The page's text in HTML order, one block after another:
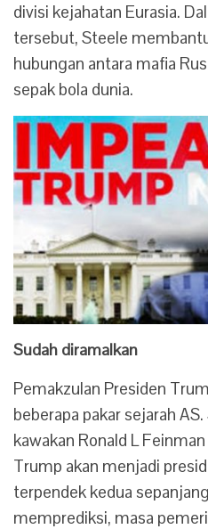
divisi kejahatan Eurasia.
tersebut, Steele
hubungan antara mafia
sepak bola dunia.
Sudah diramalkan
Pemakzulan Presiden
beberapa pakar sejarah
kawakan Ronald L
Trump akan menjadi
terpendek kedua
memprediksi, masa